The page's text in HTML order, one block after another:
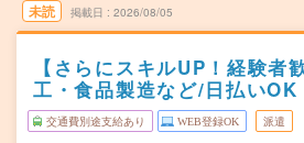
未読 掲載日 2026/08/05
【さらにスキルUP！経験者
工・食品製造など/日払いOK
交通費別途支給あり WEB登録OK 派遣